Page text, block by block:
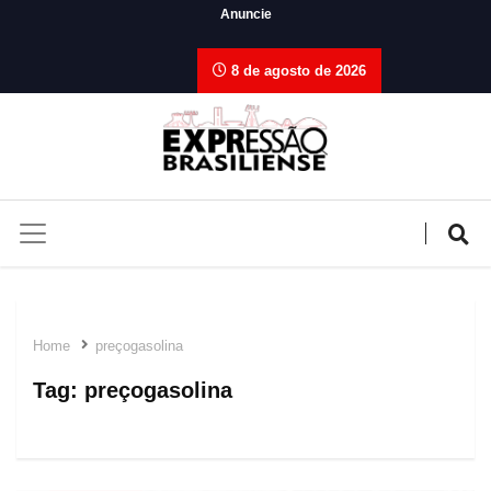
Anuncie
8 de agosto de 2026
Home preçogasolina
Tag: preçogasolina